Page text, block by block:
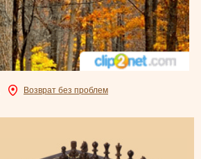
Возврат без проблем